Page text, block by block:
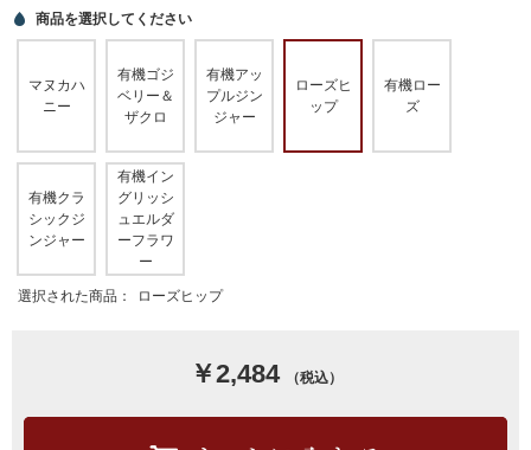
商品を選択してください
マヌカハ
ニー
有機ゴジ
ベリー＆
ザクロ
有機アッ
プルジン
ジャー
ローズヒ
ップ
有機ロー
ズ
有機クラ
シックジ
ンジャー
有機イン
グリッシ
ュエルダ
ーフラワ
ー
選択された商品： ローズヒップ
￥2,484 （税込）